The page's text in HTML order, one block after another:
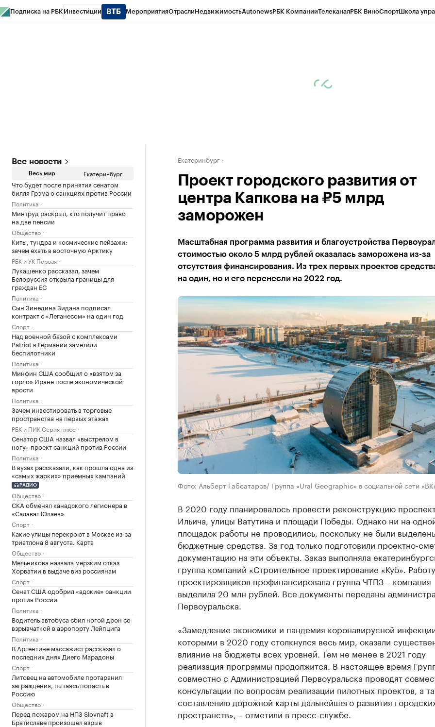
Подписка на РБК Инвестиции МероприятияОтраслиНедвижимостьAutonewsРБК КомпанииТелеканалРБК ВиноСпортШкола
Все новости
Весь мир Екатеринбург
Что будет после принятия сенатом
билля Грэма о санкциях против России
Политика
Минтруд раскрыл, кто получит право
на две пенсии
Общество
Киты, тундра и космические пейзажи:
зачем ехать в восточную Арктику
РБК и УК Первая
Лукашенко рассказал, зачем
Белоруссия открыла границы для
граждан ЕС
Политика
Сын Зинедина Зидана подписал
контракт с «Леганесом» на один год
Спорт
Над военной базой с комплексами
Patriot в Германии заметили
беспилотники
Политика
Минфин США сообщил о «взятом за
горло» Иране после экономической
ярости
Политика
Зачем инвестировать в торговые
пространства на первых этажах
РБК и ПИК Серия плюс
Сенатор США назвал «выстрелом в
ногу» проект санкций против России
Политика
В вузах рассказали, как прошла одна из
«самых жарких» приемных кампаний
РАДИО
Общество
СКА обменял канадского легионера в
«Салават Юлаев»
Спорт
Какие улицы перекроют в Москве из-за
триатлона 8 августа. Карта
Общество
Мельникова назвала мерзким отказ
Хорватии в выдаче виз россиянам
Спорт
Сенат США одобрил «адские» санкции
против России
Политика
Водитель автобуса сбил ногой дрон со
взрывчаткой в аэропорту Лейпцига
Политика
В Аргентине массажист рассказал о
последних днях Диего Марадоны
Спорт
Литовец на автомобиле протаранил
заграждения, пытаясь попасть в
Россию
Общество
Перед пожаром на НПЗ Slovnaft в
Братиславе произошел взрыв
Екатеринбург
Проект городского развития от
центра Капкова на ₽5 млрд
заморожен
Масштабная программа развития и благоустройства
стоимостью около 5 млрд рублей оказалась заморожена из-за
отсутствия финансирования. Из трех первых проектов
на один, но и его перенесли на 2022 год.
Фото: Альберт Габсатаров/ Группа «Ural Geographic» в социальной сети
В 2020 году планировалось провести реконструкцию
Ильича, улицы Ватутина и площади Победы. Однако ни на
площадок работы не проводились, поскольку не были
бюджетные средства. За год только подготовили проектно-
документацию на эти объекты. Заказ выполняла
группа компаний «Строительное проектирование «Куб». Работу
проектировщиков профинансировала группа ЧТПЗ – компания
выделила 20 млн рублей. Все документы переданы
Первоуральска.
«Замедление экономики и пандемия коронавирусной
которыми в 2020 году столкнулся весь мир, оказали
влияние на бюджеты всех уровней. Тем не менее в 2021 году
реализация программы продолжится. В настоящее время
совместно с Администрацией Первоуральска проводят
консультации по вопросам реализации пилотных проектов, а
составлению дорожной карты дальнейшего развития
пространств», – отметили в пресс-службе.